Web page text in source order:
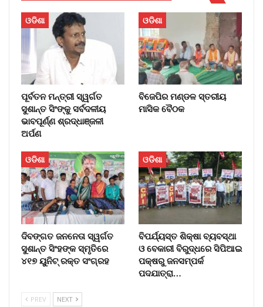
ଓଡିଶା
ପୂର୍ବତନ ମନ୍ତ୍ରୀ ସ୍ୱର୍ଗତ
ସୁଶାନ୍ତ ସିଂଙ୍କୁ ସର୍ବଦଳୀୟ
ଭାବପୂର୍ଣ୍ଣ ଶ୍ରଦ୍ଧାଞ୍ଜଳୀ
ଅର୍ପଣ
ଓଡିଶା
ବିଜେପିର ମଣ୍ଡଳ ସ୍ତରୀୟ
ମାସିକ ବୈଠକ
ଓଡିଶା
ଦିବଙ୍ଗତ ଜନନେତା ସ୍ୱର୍ଗତ
ସୁଶାନ୍ତ ସିଂହଙ୍କ ସ୍ମୃତିରେ
୪୧୭ ୟୁନିଟ୍ ରକ୍ତ ସଂଗ୍ରହ
ଓଡିଶା
ବିପର୍ଯ୍ୟସ୍ତ ଶିକ୍ଷା ବ୍ୟବସ୍ଥା
ଓ ବେକାରୀ ବିରୁଦ୍ଧରେ ସିପିଆଇ
ପକ୍ଷରୁ ଜନସମ୍ପର୍କ
ପଦଯାତ୍ରା…
PREV NEXT